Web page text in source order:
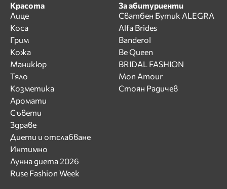
Красота
Лице
Коса
Грим
Кожа
Маникюр
Тяло
Козметика
Аромати
Съвети
Здраве
Диети и отслабване
Интимно
Лунна диета 2026
Ruse Fashion Week
За абитуриенти
Сватбен Бутик ALEGRA
Alfa Brides
Banderol
Be Queen
BRIDAL FASHION
Mon Amour
Стоян Радичев